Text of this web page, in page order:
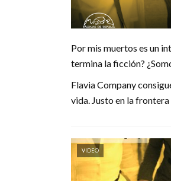
Por mis muertos es un
termina la ficción?
Flavia Company
vida. Justo en la
VIDEO